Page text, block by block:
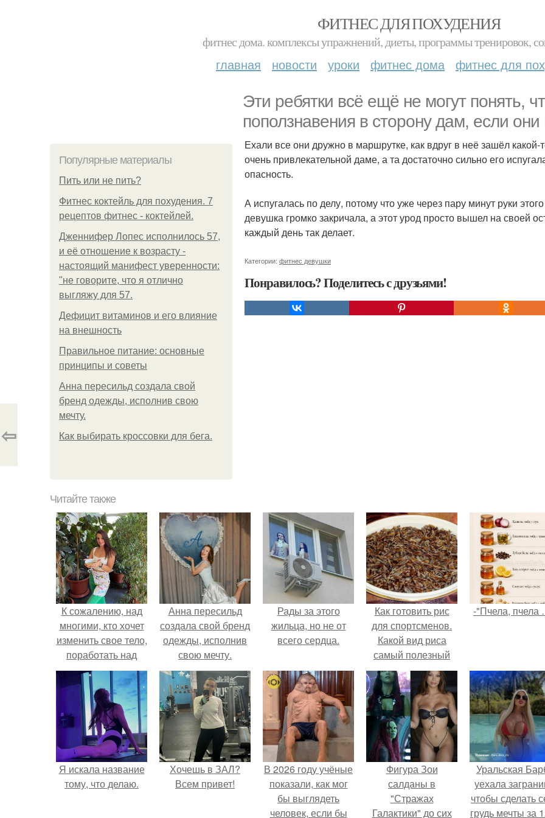
ФИТНЕС ДЛЯ ПОХУДЕНИЯ
фитнес дома. комплексы упражнений, диеты, программы тренировок,
главная новости уроки фитнес дома фитнес для
Эти ребятки всё ещё не могут понять,
поползнавения в сторону дам, если они
Популярные материалы
Пить или не пить?
Фитнес коктейль для похудения. 7
рецептов фитнес - коктейлей.
Дженнифер Лопес исполнилось 57,
и её отношение к возрасту -
настоящий манифест уверенности:
"не говорите, что я отлично
выгляжу для 57.
Дефицит витаминов и его влияние
на внешность
Правильное питание: основные
принципы и советы
Анна пересильд создала свой
бренд одежды, исполнив свою
мечту.
Как выбирать кроссовки для бега.
Ехали все они дружно в маршрутке, как вдруг в неё зашёл
очень привлекательной даме, а та достаточно сильно его
опасность.
А испугалась по делу, потому что уже через пару минут руки
девушка громко закричала, а этот урод просто вышел на своей
каждый день так делает.
Категории: фитнес девушки
Понравилось? Поделитесь с друзьями!
⇦
Читайте также
К сожалению, над
многими, кто хочет
изменить свое тело,
поработать над
питанием, стать
худее, берут верх
отмазки.
Анна пересильд
создала свой бренд
одежды, исполнив
свою мечту.
Рады за этого
жильца, но не от
всего сердца.
Как готовить рис
для спортсменов.
Какой вид риса
самый полезный
-"Пчела, пчела
Я искала название
тому, что делаю.
Хочешь в ЗАЛ?
Всем привет!
В 2026 году учёные
показали, как мог
бы выглядеть
человек, если бы
Фигура Зои
салданы в
"Стражах
Галактики" до сих
Уральская
уехала
чтобы сделать
грудь мечты за